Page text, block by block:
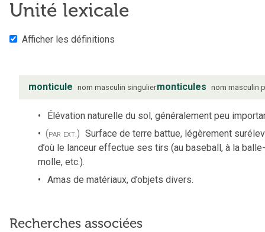
Unité lexicale
Afficher les définitions
monticule nom masculin singuliermonticules nom masculin
Élévation naturelle du sol, généralement peu
(par ext.) Surface de terre battue, légèrement
d’où le lanceur effectue ses tirs (au baseball, à la balle-
molle, etc.).
Amas de matériaux, d’objets divers.
Recherches associées